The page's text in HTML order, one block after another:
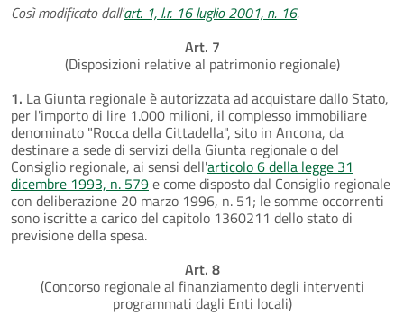
Così modificato dall'art. 1, l.r. 16 luglio 2001, n. 16.
Art. 7
(Disposizioni relative al patrimonio regionale)
1. La Giunta regionale è autorizzata ad acquistare dallo Stato,
per l'importo di lire 1.000 milioni, il complesso immobiliare
denominato "Rocca della Cittadella", sito in Ancona, da
destinare a sede di servizi della Giunta regionale o del
Consiglio regionale, ai sensi dell'articolo 6 della legge 31
dicembre 1993, n. 579e come disposto dal Consiglio regionale
con deliberazione 20 marzo 1996, n. 51; le somme occorrenti
sono iscritte a carico del capitolo 1360211 dello stato di
previsione della spesa.
Art. 8
(Concorso regionale al finanziamento degli interventi
programmati dagli Enti locali)